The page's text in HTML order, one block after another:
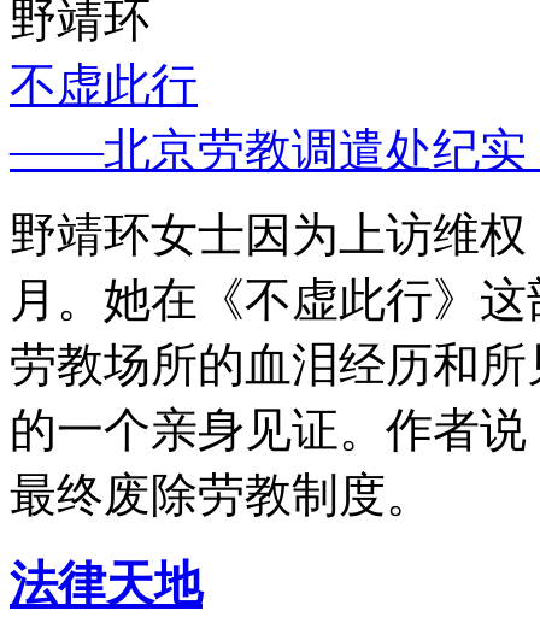
野靖环
不虚此行
——北京劳教调遣处纪实
野靖环女士因为上访维
月。她在《不虚此行》
劳教场所的血泪经历和
的一个亲身见证。作者
最终废除劳教制度。
法律天地